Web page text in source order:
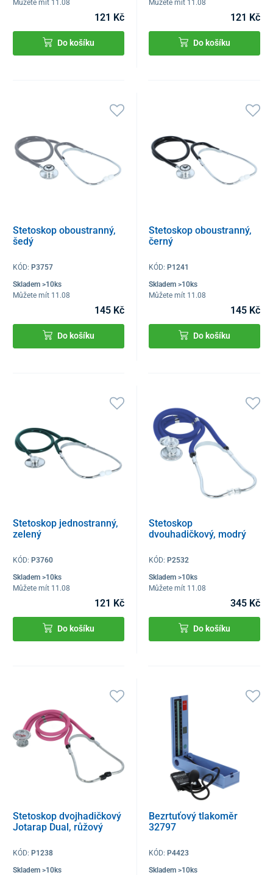
Můžete mít 11.08
121 Kč
Do košíku
Můžete mít 11.08
121 Kč
Do košíku
Stetoskop oboustranný,
šedý
KÓD: P3757
Skladem >10ks
Můžete mít 11.08
145 Kč
Do košíku
Stetoskop oboustranný,
černý
KÓD:P1241
Skladem >10ks
Můžete mít 11.08
145 Kč
Do košíku
Stetoskop jednostranný,
zelený
KÓD: P3760
Skladem >10ks
Můžete mít 11.08
121 Kč
Do košíku
Stetoskop
dvouhadičkový, modrý
KÓD:P2532
Skladem >10ks
Můžete mít 11.08
345 Kč
Do košíku
Stetoskop dvojhadičkový
Jotarap Dual, růžový
KÓD: P1238
Skladem >10ks
Bezrtuťový tlakoměr
32797
KÓD:P4423
Skladem >10ks